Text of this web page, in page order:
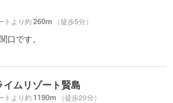
トより約260m （徒歩5分）
口です。
ムリゾート賢島
トより約1190m （徒歩20分）